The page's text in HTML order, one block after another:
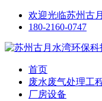
欢迎光临苏州古
180-2160-0747
首页
废水废气处理工
厂房设备